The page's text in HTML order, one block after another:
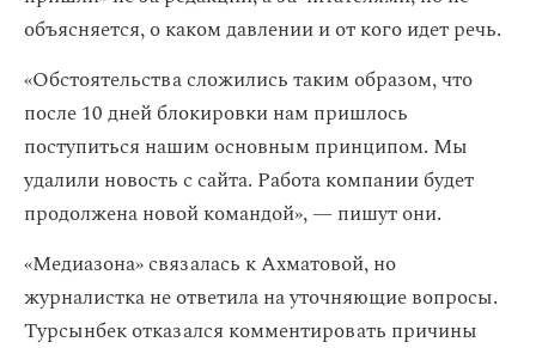
объясняется, о каком давлении и от кого идет речь.
«Обстоятельства сложились таким образом, что
после 10 дней блокировки нам пришлось
поступиться нашим основным принципом. Мы
удалили новость с сайта. Работа компании будет
продолжена новой командой», — пишут они.
«Медиазона» связалась к Ахматовой, но
журналистка не ответила на уточняющие вопросы.
Турсынбек отказался комментировать причины